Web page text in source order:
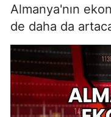
Almanya'nın
de daha da